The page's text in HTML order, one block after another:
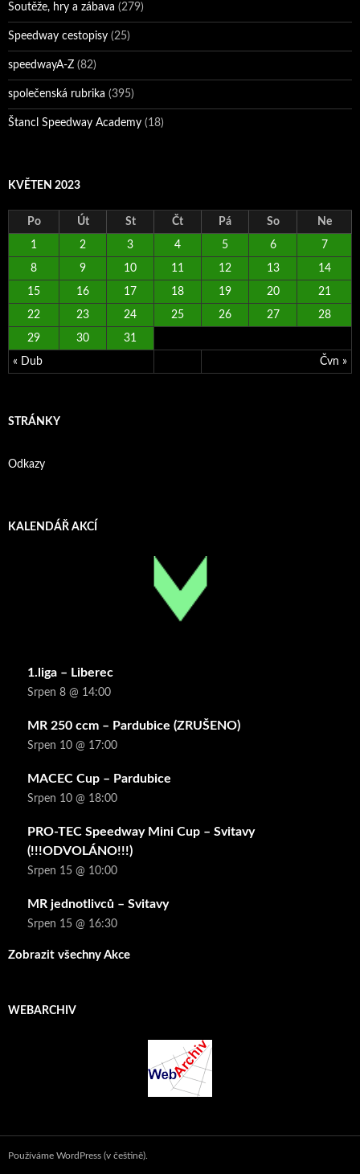
Soutěže, hry a zábava (279)
Speedway cestopisy (25)
speedwayA-Z (82)
společenská rubrika (395)
Štancl Speedway Academy (18)
KVĚTEN 2023
Po Út St Čt Pá So Ne
« Dub Čvn »
1 2 3 4 5 6 7
8 9 10 11 12 13 14
15 16 17 18 19 20 21
22 23 24 25 26 27 28
29 30 31
STRÁNKY
Odkazy
KALENDÁŘ AKCÍ
1.liga – Liberec
Srpen 8 @ 14:00
MR 250 ccm – Pardubice (ZRUŠENO)
Srpen 10 @ 17:00
MACEC Cup – Pardubice
Srpen 10 @ 18:00
PRO-TEC Speedway Mini Cup – Svitavy
(!!!ODVOLÁNO!!!)
Srpen 15 @ 10:00
MR jednotlivců – Svitavy
Srpen 15 @ 16:30
Zobrazit všechny Akce
WEBARCHIV
Používáme WordPress (v češtině).